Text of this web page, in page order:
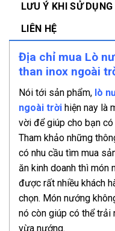
LƯU Ý KHI SỬ DỤNG
LIÊN HỆ
Địa chỉ mua Lò
than inox ngoài
Nói tới sản phẩm, lò
ngoài trời hiện nay là
vời để giúp cho bạn
Tham khảo những
có nhu cầu tìm mua
ăn kinh doanh thì món
được rất nhiều khách
chọn. Món nướng
nó còn giúp có thể
vừa nướng.